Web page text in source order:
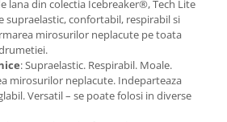
lana din colectia Icebreaker®, Tech Lite
supraelastic, confortabil, respirabil si
mirosurilor neplacute pe toata
: Supraelastic. Respirabil. Moale.
mirosurilor neplacute. Indeparteaza
Versatil – se poate folosi in diverse